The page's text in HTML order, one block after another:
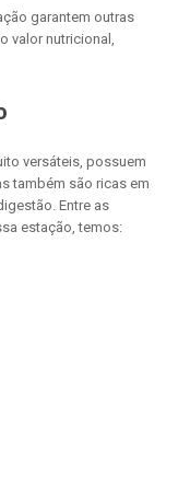
garantem outras
valor nutricional,
versáteis, possuem
também são ricas em
Entre as
estação, temos: